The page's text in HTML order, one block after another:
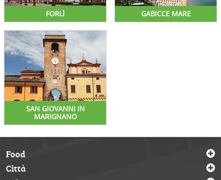
FORLÌ GABICCE MARE
SAN GIOVANNI IN
MARIGNANO
Food
Città